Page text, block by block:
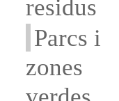
residus
Parcs i
zones